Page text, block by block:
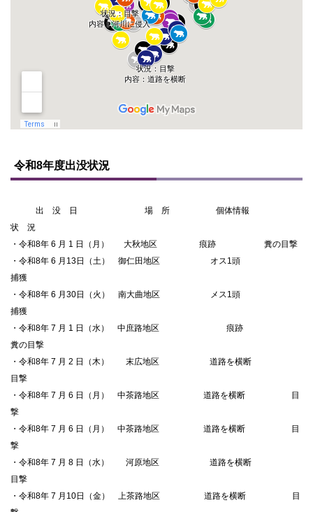
ッ
令和8年度出没状況
出 没 日 場 所 個体情報
状 況
・令和8年 6 月 1 日（月） 大秋地区 痕跡 糞の目撃
・令和8年 6 月13日（土） 御仁田地区 オス1頭
捕獲
・令和8年 6 月30日（火） 南大曲地区 メス1頭
捕獲
・令和8年 7 月 1 日（水） 中庶路地区 痕跡
糞の目撃
・令和8年 7 月 2 日（木） 末広地区 道路を横断
目撃
・令和8年 7 月 6 日（月） 中茶路地区 道路を横断 目
撃
・令和8年 7 月 6 日（月） 中茶路地区 道路を横断 目
撃
・令和8年 7 月 8 日（水） 河原地区 道路を横断
目撃
・令和8年 7 月10日（金） 上茶路地区 道路を横断 目